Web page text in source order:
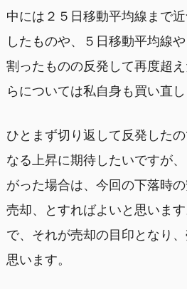
中には２５日移動平均線まで
したものや、５日移動平均線
割ったものの反発して再度超
らについては私自身も買い直し
ひとまず切り返して反発した
なる上昇に期待したいですが
がった場合は、今回の下落時
売却、とすればよいと思いま
で、それが売却の目印となり
思います。